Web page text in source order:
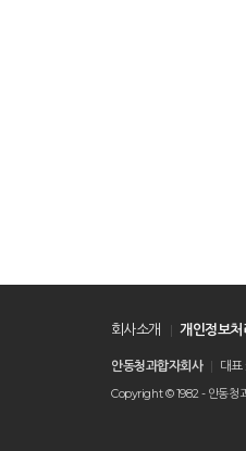
회사소개 개인정보처
안동청과합자회사 대표
Copyright © 1982 - 안동청